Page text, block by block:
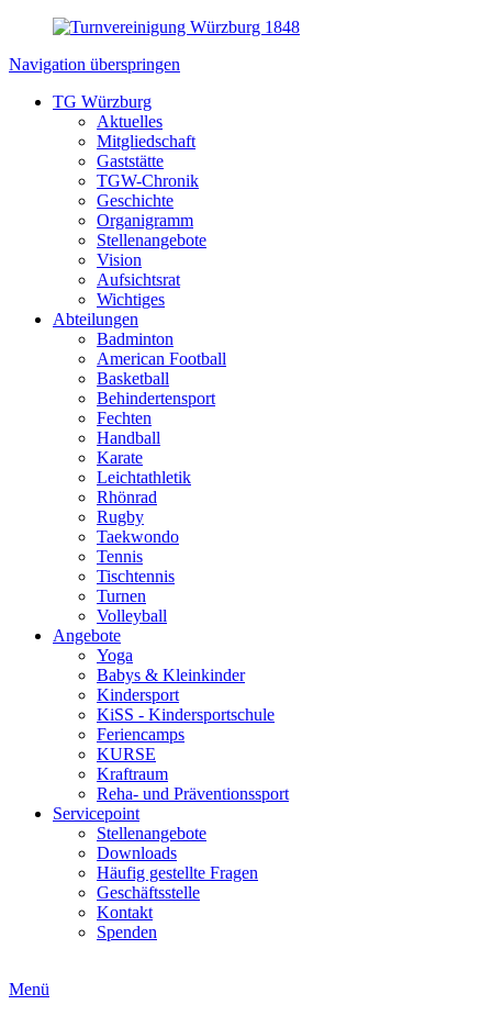
Navigation überspringen
TG Würzburg
Aktuelles
Mitgliedschaft
Gaststätte
TGW-Chronik
Geschichte
Organigramm
Stellenangebote
Vision
Aufsichtsrat
Wichtiges
Abteilungen
Badminton
American Football
Basketball
Behindertensport
Fechten
Handball
Karate
Leichtathletik
Rhönrad
Rugby
Taekwondo
Tennis
Tischtennis
Turnen
Volleyball
Angebote
Yoga
Babys & Kleinkinder
Kindersport
KiSS - Kindersportschule
Feriencamps
KURSE
Kraftraum
Reha- und Präventionssport
Servicepoint
Stellenangebote
Downloads
Häufig gestellte Fragen
Geschäftsstelle
Kontakt
Spenden
Menü